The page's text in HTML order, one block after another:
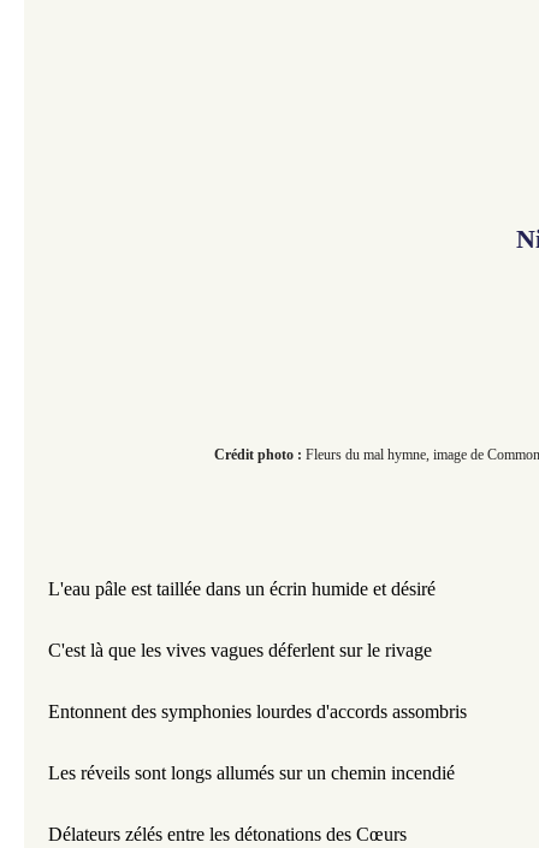
Crédit photo : Fleurs du mal hymne, image de
L'eau pâle est taillée dans un écrin humide et désiré
C'est là que les vives vagues déferlent sur le rivage
Entonnent des symphonies lourdes d'accords assombris
Les réveils sont longs allumés sur un chemin incendié
Délateurs zélés entre les détonations des Cœurs